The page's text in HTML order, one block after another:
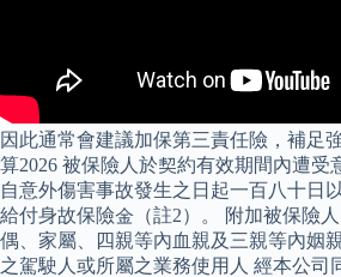
因此通常會建議加保第三責任險，補足
算2026 被保險人於契約有效期間內遭受
自意外傷害事故發生之日起一百八十日
給付身故保險金（註2）。 附加被保險
偶、家屬、四親等內血親及三親等內姻
之駕駛人或所屬之業務使用人 經本公司